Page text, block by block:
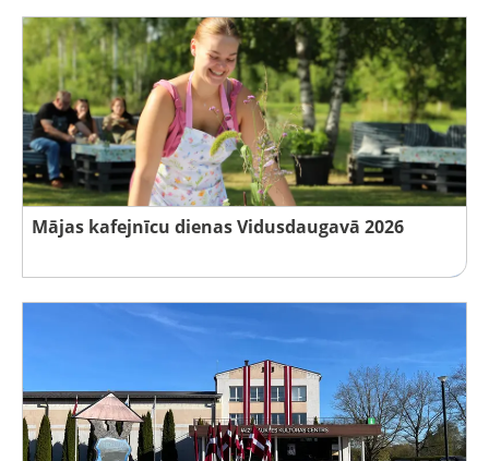
Mājas kafejnīcu dienas Vidusdaugavā 2026